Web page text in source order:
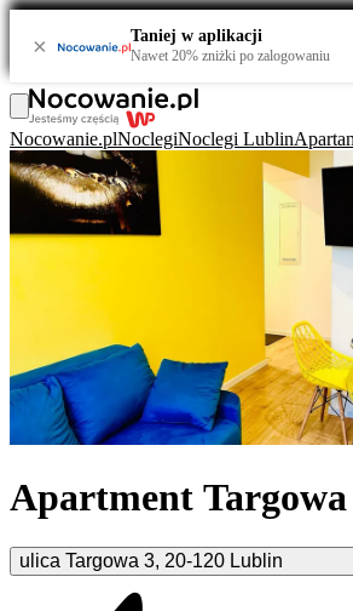
× Taniej w aplikacji
Nawet 20% zniżki po zalogowaniu
Nocowanie.plNoclegiNoclegi Lublin
Apartment
ulica Targowa 3, 20-120 Lublin